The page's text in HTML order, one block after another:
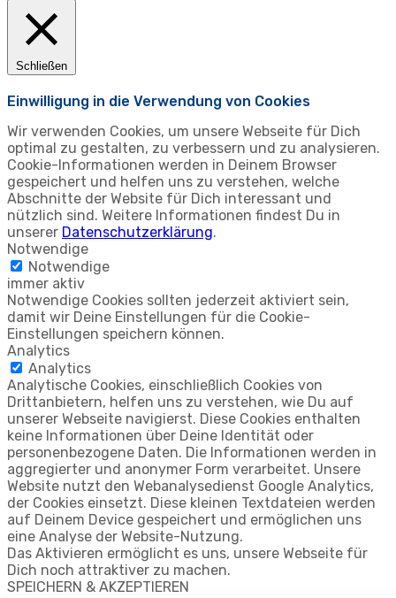
Schließen
Einwilligung in die Verwendung von Cookies
Wir verwenden Cookies, um unsere Webseite für Dich
optimal zu gestalten, zu verbessern und zu analysieren.
Cookie-Informationen werden in Deinem Browser
gespeichert und helfen uns zu verstehen, welche
Abschnitte der Website für Dich interessant und
nützlich sind. Weitere Informationen findest Du in
unserer Datenschutzerklärung.
Notwendige
Notwendige
immer aktiv
Notwendige Cookies sollten jederzeit aktiviert sein,
damit wir Deine Einstellungen für die Cookie-
Einstellungen speichern können.
Analytics
Analytics
Analytische Cookies, einschließlich Cookies von
Drittanbietern, helfen uns zu verstehen, wie Du auf
unserer Webseite navigierst. Diese Cookies enthalten
keine Informationen über Deine Identität oder
personenbezogene Daten. Die Informationen werden in
aggregierter und anonymer Form verarbeitet. Unsere
Website nutzt den Webanalysedienst Google Analytics,
der Cookies einsetzt. Diese kleinen Textdateien werden
auf Deinem Device gespeichert und ermöglichen uns
eine Analyse der Website-Nutzung.
Das Aktivieren ermöglicht es uns, unsere Webseite für
Dich noch attraktiver zu machen.
SPEICHERN & AKZEPTIEREN